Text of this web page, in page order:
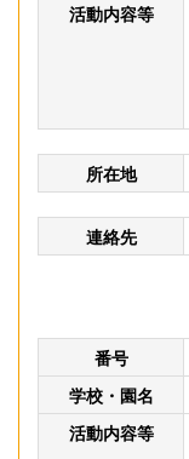
活動内容等
所在地
連絡先
番号
学校・園名
活動内容等